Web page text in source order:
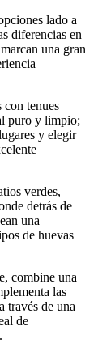
lado a
diferencias en
una gran
con tenues
puro y limpio;
y elegir
verdes,
detrás de
una
de huevas
combine una
las
través de una
de